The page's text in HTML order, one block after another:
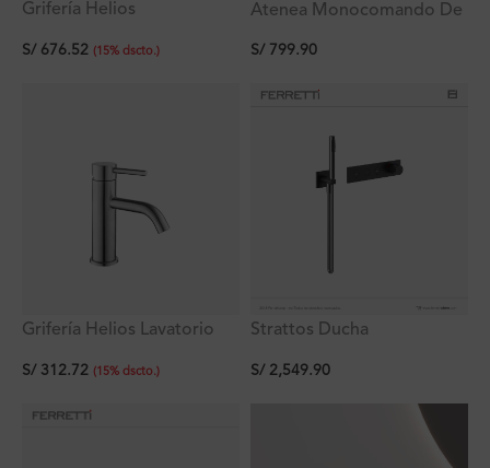
Grifería Helios
Extraible con Doble
S/ 676.52 (15% dscto.)
Atenea Monocomando De
S/799.90
Grifería Helios Lavatorio
Mueble Titan
S/312.72 (15% dscto.)
Strattos Ducha
Termostatica Smart de 3
S/2,549.90